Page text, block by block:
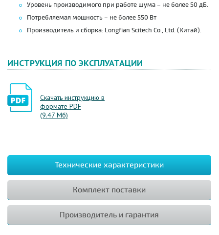
Уровень производимого при работе шума – не более 50 дБ.
Потребляемая мощность – не более 550 Вт
Производитель и сборка: Longfian Scitech Co., Ltd. (Китай).
ИНСТРУКЦИЯ ПО ЭКСПЛУАТАЦИИ
Скачать инструкцию в
формате PDF
(9.47 Мб)
Технические характеристики
Комплект поставки
Производитель и гарантия